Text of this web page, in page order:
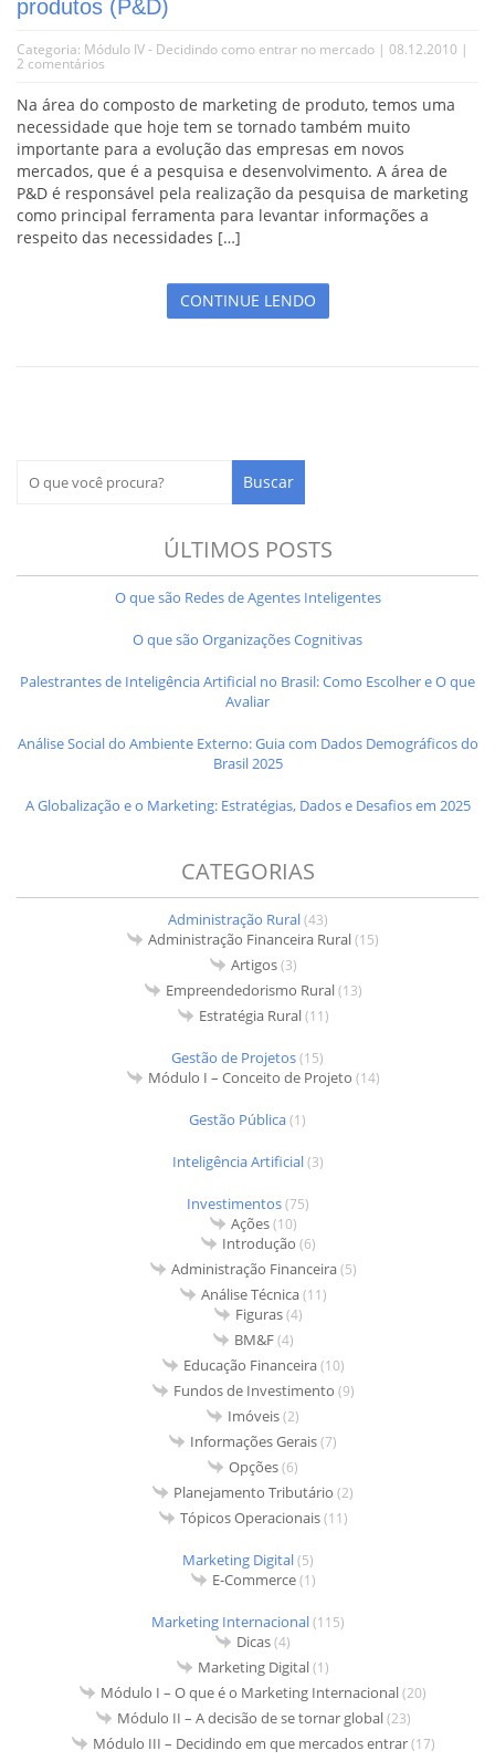
produtos (P&D)
Categoria: Módulo IV - Decidindo como entrar no mercado | 08.12.2010 |
2 comentários
Na área do composto de marketing de produto, temos uma
necessidade que hoje tem se tornado também muito
importante para a evolução das empresas em novos
mercados, que é a pesquisa e desenvolvimento. A área de
P&D é responsável pela realização da pesquisa de marketing
como principal ferramenta para levantar informações a
respeito das necessidades […]
CONTINUE LENDO
ÚLTIMOS POSTS
O que são Redes de Agentes Inteligentes
O que são Organizações Cognitivas
Palestrantes de Inteligência Artificial no Brasil: Como Escolher e O que
Avaliar
Análise Social do Ambiente Externo: Guia com Dados Demográficos do
Brasil 2025
A Globalização e o Marketing: Estratégias, Dados e Desafios em 2025
CATEGORIAS
Administração Rural(43)
Administração Financeira Rural(15)
Artigos(3)
Empreendedorismo Rural(13)
Estratégia Rural(11)
Gestão de Projetos(15)
Módulo I – Conceito de Projeto (14)
Gestão Pública(1)
Inteligência Artificial(3)
Investimentos(75)
Ações(10)
Introdução (6)
Administração Financeira(5)
Análise Técnica(11)
Figuras(4)
BM&F(4)
Educação Financeira(10)
Fundos de Investimento (9)
Imóveis(2)
Informações Gerais(7)
Opções(6)
Planejamento Tributário (2)
Tópicos Operacionais(11)
Marketing Digital(5)
E-Commerce(1)
Marketing Internacional(115)
Dicas(4)
Marketing Digital(1)
Módulo I – O que é o Marketing Internacional(20)
Módulo II – A decisão de se tornar global(23)
Módulo III – Decidindo em que mercados entrar(17)